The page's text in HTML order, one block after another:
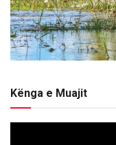
Kënga e Muajit